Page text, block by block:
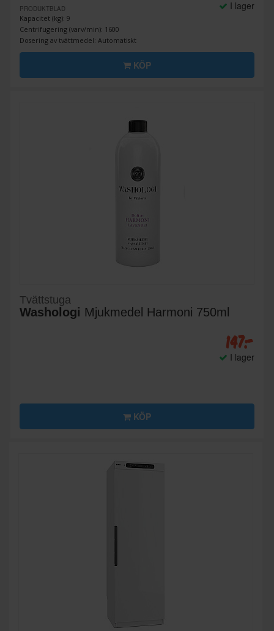
PRODUKTBLAD
Kapacitet (kg): 9
Centrifugering (varv/min): 1600
Dosering av tvättmedel: Automatiskt
I lager
KÖP
Tvättstuga
Washologi Mjukmedel Harmoni 750ml
147:-
I lager
KÖP